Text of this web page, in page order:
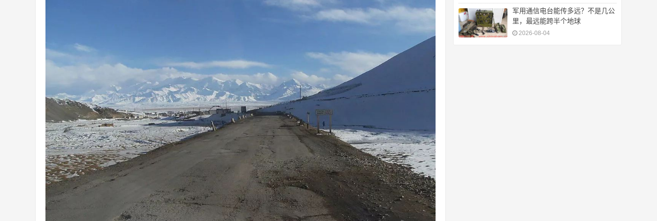
军用通信电台能传多远？不是几公
里，最远能跨半个地球
2026-08-04